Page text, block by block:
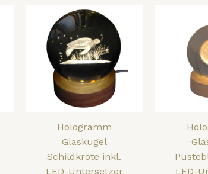
Hologramm
Glaskugel
Schildkröte inkl.
LED-Untersetzer
LED-